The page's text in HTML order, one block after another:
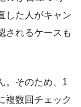
した人がキャン
されるケースも
。そのため、1
複数回チェック